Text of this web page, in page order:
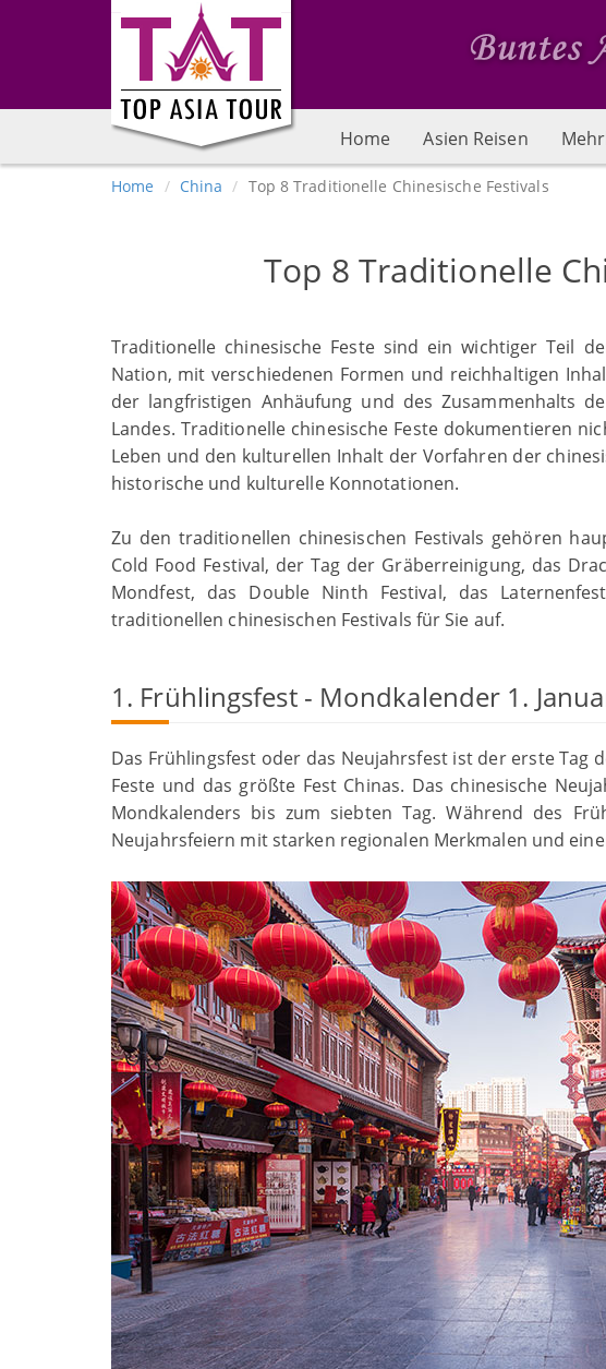
Home Asien Reisen
Home China Top 8 Traditionelle Chinesische Festivals
Top 8 Traditionelle
Traditionelle chinesische Feste sind ein wichtiger Teil
Nation, mit verschiedenen Formen und reichhaltigen
der langfristigen Anhäufung und des Zusammenhalts
Landes. Traditionelle chinesische Feste dokumentieren
Leben und den kulturellen Inhalt der Vorfahren der
historische und kulturelle Konnotationen.
Zu den traditionellen chinesischen Festivals gehören
Cold Food Festival, der Tag der Gräberreinigung, das
Mondfest, das Double Ninth Festival, das
traditionellen chinesischen Festivals für Sie auf.
1. Frühlingsfest - Mondkalender 1.
Das Frühlingsfest oder das Neujahrsfest ist der erste Tag
Feste und das größte Fest Chinas. Das chinesische
Mondkalenders bis zum siebten Tag. Während des
Neujahrsfeiern mit starken regionalen Merkmalen und